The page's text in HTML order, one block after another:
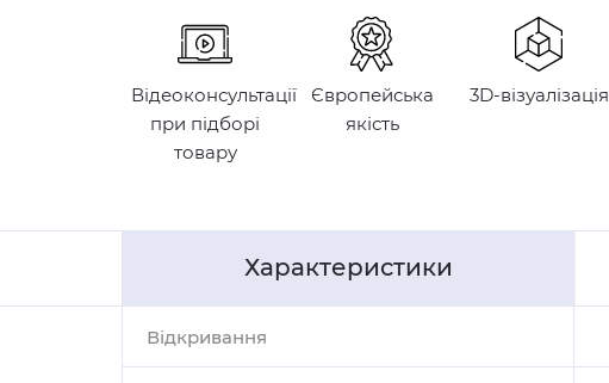
Відеоконсультації
при підборі
товару
Європейська
якість
3D-візуалізація
Характеристики
Відкривання